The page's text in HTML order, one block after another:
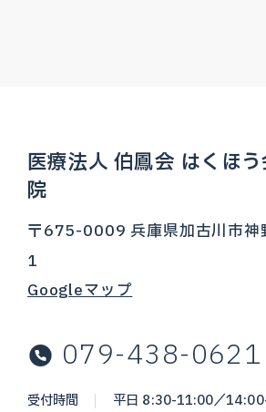
医療法人 伯鳳会 はくほ
院
〒675-0009 兵庫県加古川市
1
Googleマップ
079-438-0621
受付時間
平日 8:30-11:00／